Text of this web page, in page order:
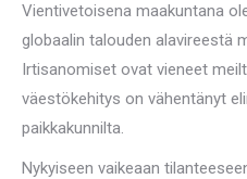
Vientivetoisena maakuntana
globaalin talouden alavireestä
Irtisanomiset ovat vieneet
väestökehitys on vähentänyt
paikkakunnilta.
Nykyiseen vaikeaan